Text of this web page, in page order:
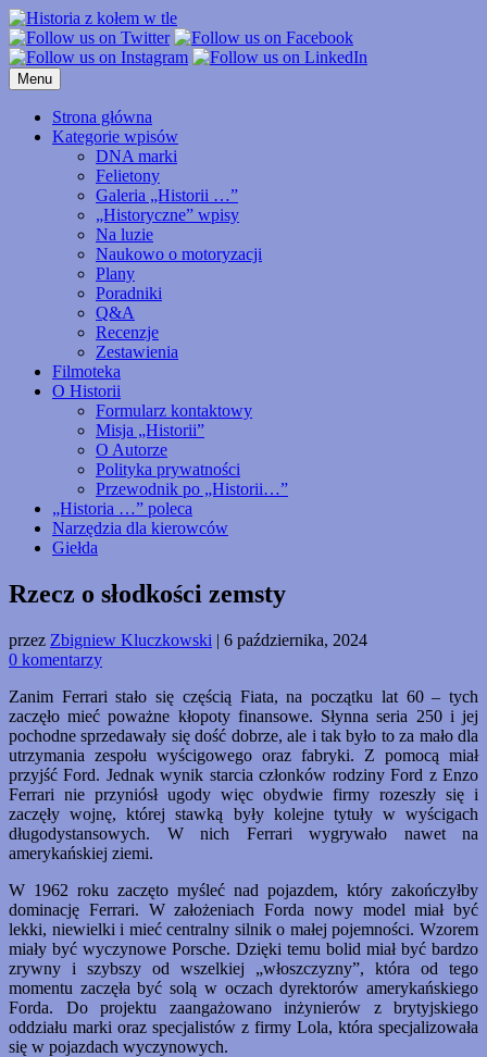
Przejdź
do
treści
Menu
Strona główna
Kategorie wpisów
DNA marki
Felietony
Galeria „Historii …”
„Historyczne” wpisy
Na luzie
Naukowo o motoryzacji
Plany
Poradniki
Q&A
Recenzje
Zestawienia
Filmoteka
O Historii
Formularz kontaktowy
Misja „Historii”
O Autorze
Polityka prywatności
Przewodnik po „Historii…”
„Historia …” poleca
Narzędzia dla kierowców
Giełda
Rzecz o słodkości zemsty
przez Zbigniew Kluczkowski | 6 października, 2024
0 komentarzy
Zanim Ferrari stało się częścią Fiata, na początku lat 60 – tych
zaczęło mieć poważne kłopoty finansowe. Słynna seria 250 i jej
pochodne sprzedawały się dość dobrze, ale i tak było to za mało dla
utrzymania zespołu wyścigowego oraz fabryki. Z pomocą miał
przyjść Ford. Jednak wynik starcia członków rodziny Ford z Enzo
Ferrari nie przyniósł ugody więc obydwie firmy rozeszły się i
zaczęły wojnę, której stawką były kolejne tytuły w wyścigach
długodystansowych. W nich Ferrari wygrywało nawet na
amerykańskiej ziemi.
W 1962 roku zaczęto myśleć nad pojazdem, który zakończyłby
dominację Ferrari. W założeniach Forda nowy model miał być
lekki, niewielki i mieć centralny silnik o małej pojemności. Wzorem
miały być wyczynowe Porsche. Dzięki temu bolid miał być bardzo
zrywny i szybszy od wszelkiej „włoszczyzny”, która od tego
momentu zaczęła być solą w oczach dyrektorów amerykańskiego
Forda. Do projektu zaangażowano inżynierów z brytyjskiego
oddziału marki oraz specjalistów z firmy Lola, która specjalizowała
się w pojazdach wyczynowych.